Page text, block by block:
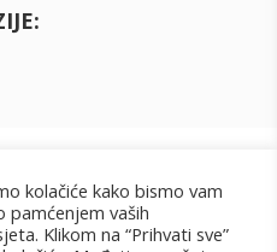
kolačiće kako bismo vam
pamćenjem vaših
Klikom na “Prihvati sve”